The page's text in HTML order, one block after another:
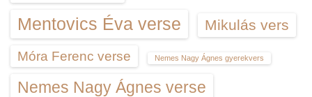
Mentovics Éva verse Mikulás vers
Móra Ferenc verse Nemes Nagy Ágnes gyerekvers
Nemes Nagy Ágnes verse